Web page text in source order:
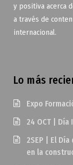
y positiva acerca
a través de
internacional.
Lo más
Expo
24 OCT |
2SEP | El
en la